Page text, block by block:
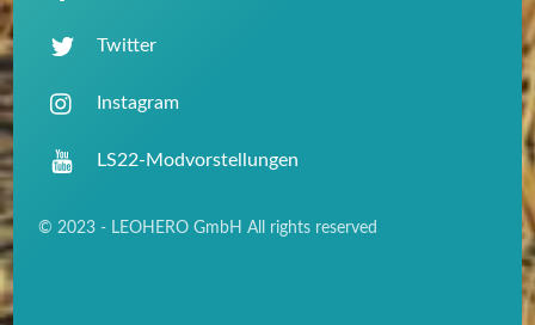
Twitter
Instagram
LS22-Modvorstellungen
© 2023 - LEOHERO GmbH All rights reserved